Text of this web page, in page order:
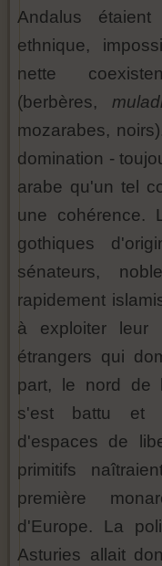
Andalus
ethnique,
nette
(berbères,
mozarabes,
domination -
arabe qu'un tel
une cohérence.
gothiques
sénateurs,
rapidement
à exploiter leur
étrangers qui
part, le nord de
s'est battu et
d'espaces de
primitifs
première
d'Europe. La
Asturies allait